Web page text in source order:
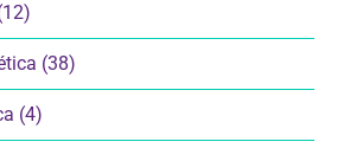
(38)
(4)